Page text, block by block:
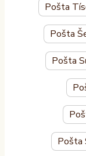
Pošta
Pošta
Pošta
Pošta